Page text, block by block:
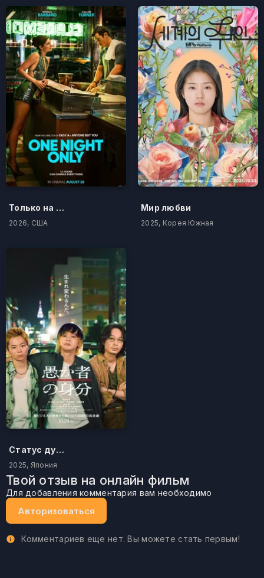
Только на одну ночь
2026, США
Мир любви
2025, Корея Южная
Статус дурака
2025, Япония
Твой отзыв на онлайн фильм
Для добавления комментария вам необходимо
Авторизоваться
Комментариев еще нет. Вы можете стать первым!